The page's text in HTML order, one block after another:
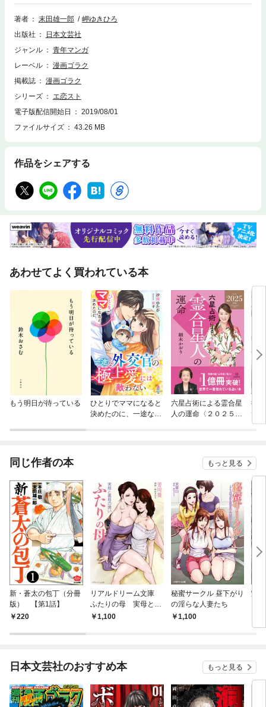
ざ“エージェント”と呼ばれる謎の男から仕事の依頼がくれば、妖艶なドレ
スに身を包み、夜の街へ…。しかし、清香がコールガールをしている目的
そして、地球に多大なる被害を与えている者には、快楽と共に死をも与え
る殺し屋と化す!!昼も夜も地球環境のために働くニューヒロイン!! エコ時代
著者 末田雄一郎
岬ゆきひろ
出版社
日本文芸社
ジャンル
青年マンガ
レーベル
漫画ゴラク
掲載誌
漫画ゴラク
シリーズ
エ恋スト
電子版配信開始日
2019/08/01
ファイルサイズ
43.26 MB
作品をシェアする
あわせてよく買われている本
もう明日が待っている
ひとりでママになると
決めたのに、一途な外
六星占術による霊合星
人の運命〈２０２５
御
で
子
同じ作者の本 もっと見る
新・蒼太の包丁（分冊
版） 【第1話】
220
リアルドリーム文庫
ふたりの母 実母と義
母の誘い
1,100
秘蜜サークル 昼下がり
の淫らな人妻たち
1,100
艶
日本文芸社のおすすめ本 もっと見る